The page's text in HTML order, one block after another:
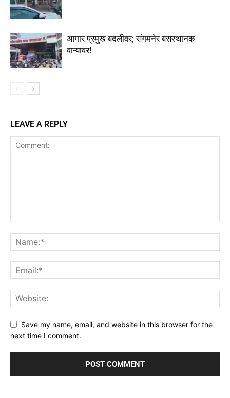
आगार प्रमुख बदलीवर; संगमनेर बसस्थानक
वाऱ्यावर!
LEAVE A REPLY
Save my name, email, and website in this browser for the
next time I comment.